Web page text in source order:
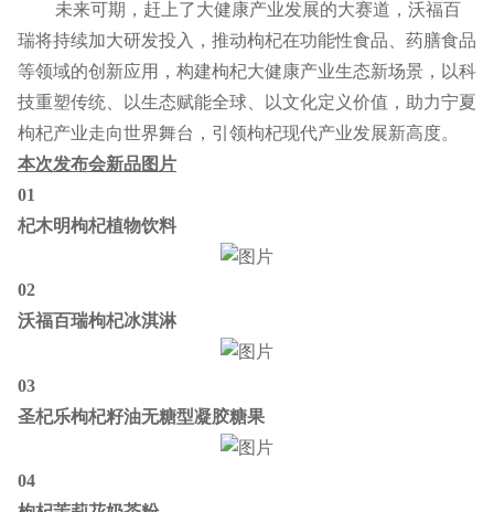
未来可期，赶上了大健康产业发展的大赛道，沃福百
瑞将持续加大研发投入，推动枸杞在功能性食品、药膳食品
等领域的创新应用，构建枸杞大健康产业生态新场景，以科
技重塑传统、以生态赋能全球、以文化定义价值，助力宁夏
枸杞产业走向世界舞台，引领枸杞现代产业发展新高度。
本次发布会新品图片
01
杞木明枸杞植物饮料
02
沃福百瑞枸杞冰淇淋
03
圣杞乐枸杞籽油无糖型凝胶糖果
04